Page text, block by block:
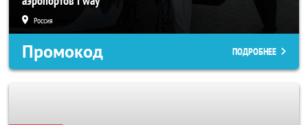
Россия
Промокод ПОДРОБНЕЕ